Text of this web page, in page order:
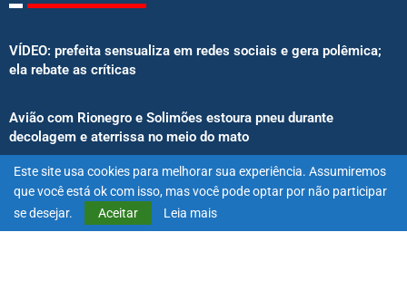
VÍDEO: prefeita sensualiza em redes sociais e gera polêmica;
ela rebate as críticas
Avião com Rionegro e Solimões estoura pneu durante
decolagem e aterrissa no meio do mato
Senado aprova proibição de atletas e influenciadores em
anúncios de bets
Este site usa cookies para melhorar sua experiência. Assumiremos
que você está ok com isso, mas você pode optar por não participar
se desejar.
Aceitar Leia mais